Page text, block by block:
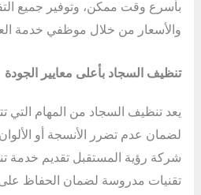
بأسرع وقت ممكن، وتوفير جميع
والأسعار من خلال موظفي خدمة
تنظيف السجاد بأعلى معايير الجودة
يعد تنظيف السجاد من المهام
لضمان عدم تضرر الأنسجة أو
شركة رؤية المستقبل تقديم خدمة
تقنيات مدروسة لضمان الحفاظ